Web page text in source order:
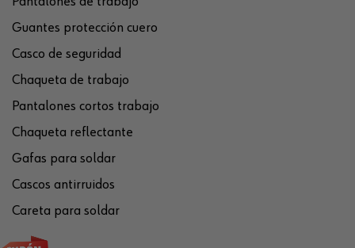
Guantes protección cuero
Casco de seguridad
Chaqueta de trabajo
Pantalones cortos trabajo
Chaqueta reflectante
Gafas para soldar
Cascos antirruidos
Careta para soldar